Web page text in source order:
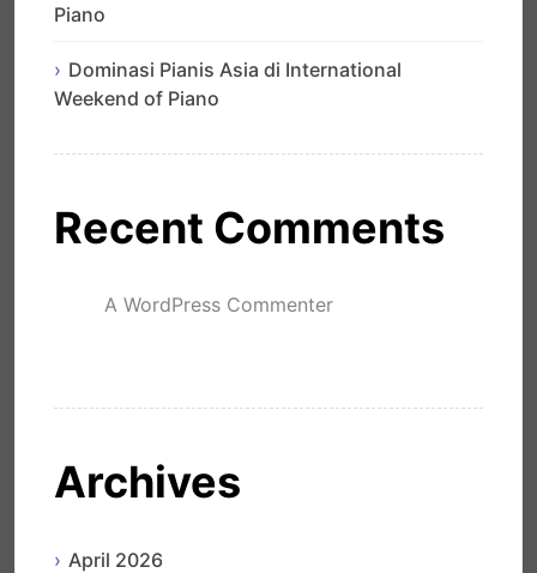
Piano
Dominasi Pianis Asia di International
Weekend of Piano
Recent Comments
A WordPress Commenter
Archives
April 2026